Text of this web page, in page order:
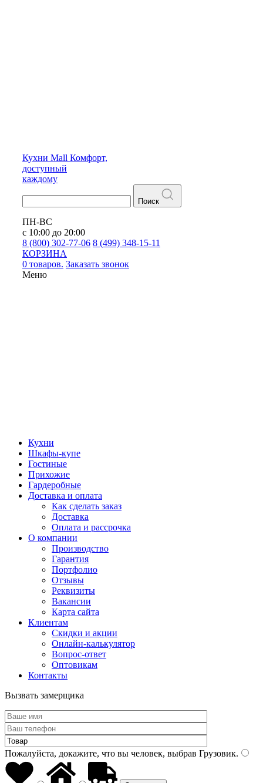
Кухни Mall Комфорт,
доступный
каждому
Поиск
ПН-ВС
с 10:00 до 20:00
8 (800) 302-77-06 8 (499) 348-15-11
КОРЗИНА
0 товаров. Заказать звонок
Меню
Кухни
Шкафы-купе
Гостиные
Прихожие
Гардеробные
Доставка и оплата
Как сделать заказ
Доставка
Оплата и рассрочка
О компании
Производство
Гарантия
Портфолио
Отзывы
Реквизиты
Вакансии
Карта сайта
Клиентам
Скидки и акции
Онлайн-калькулятор
Вопрос-ответ
Оптовикам
Контакты
Вызвать замерщика
Пожалуйста, докажите, что вы человек, выбрав Грузовик.